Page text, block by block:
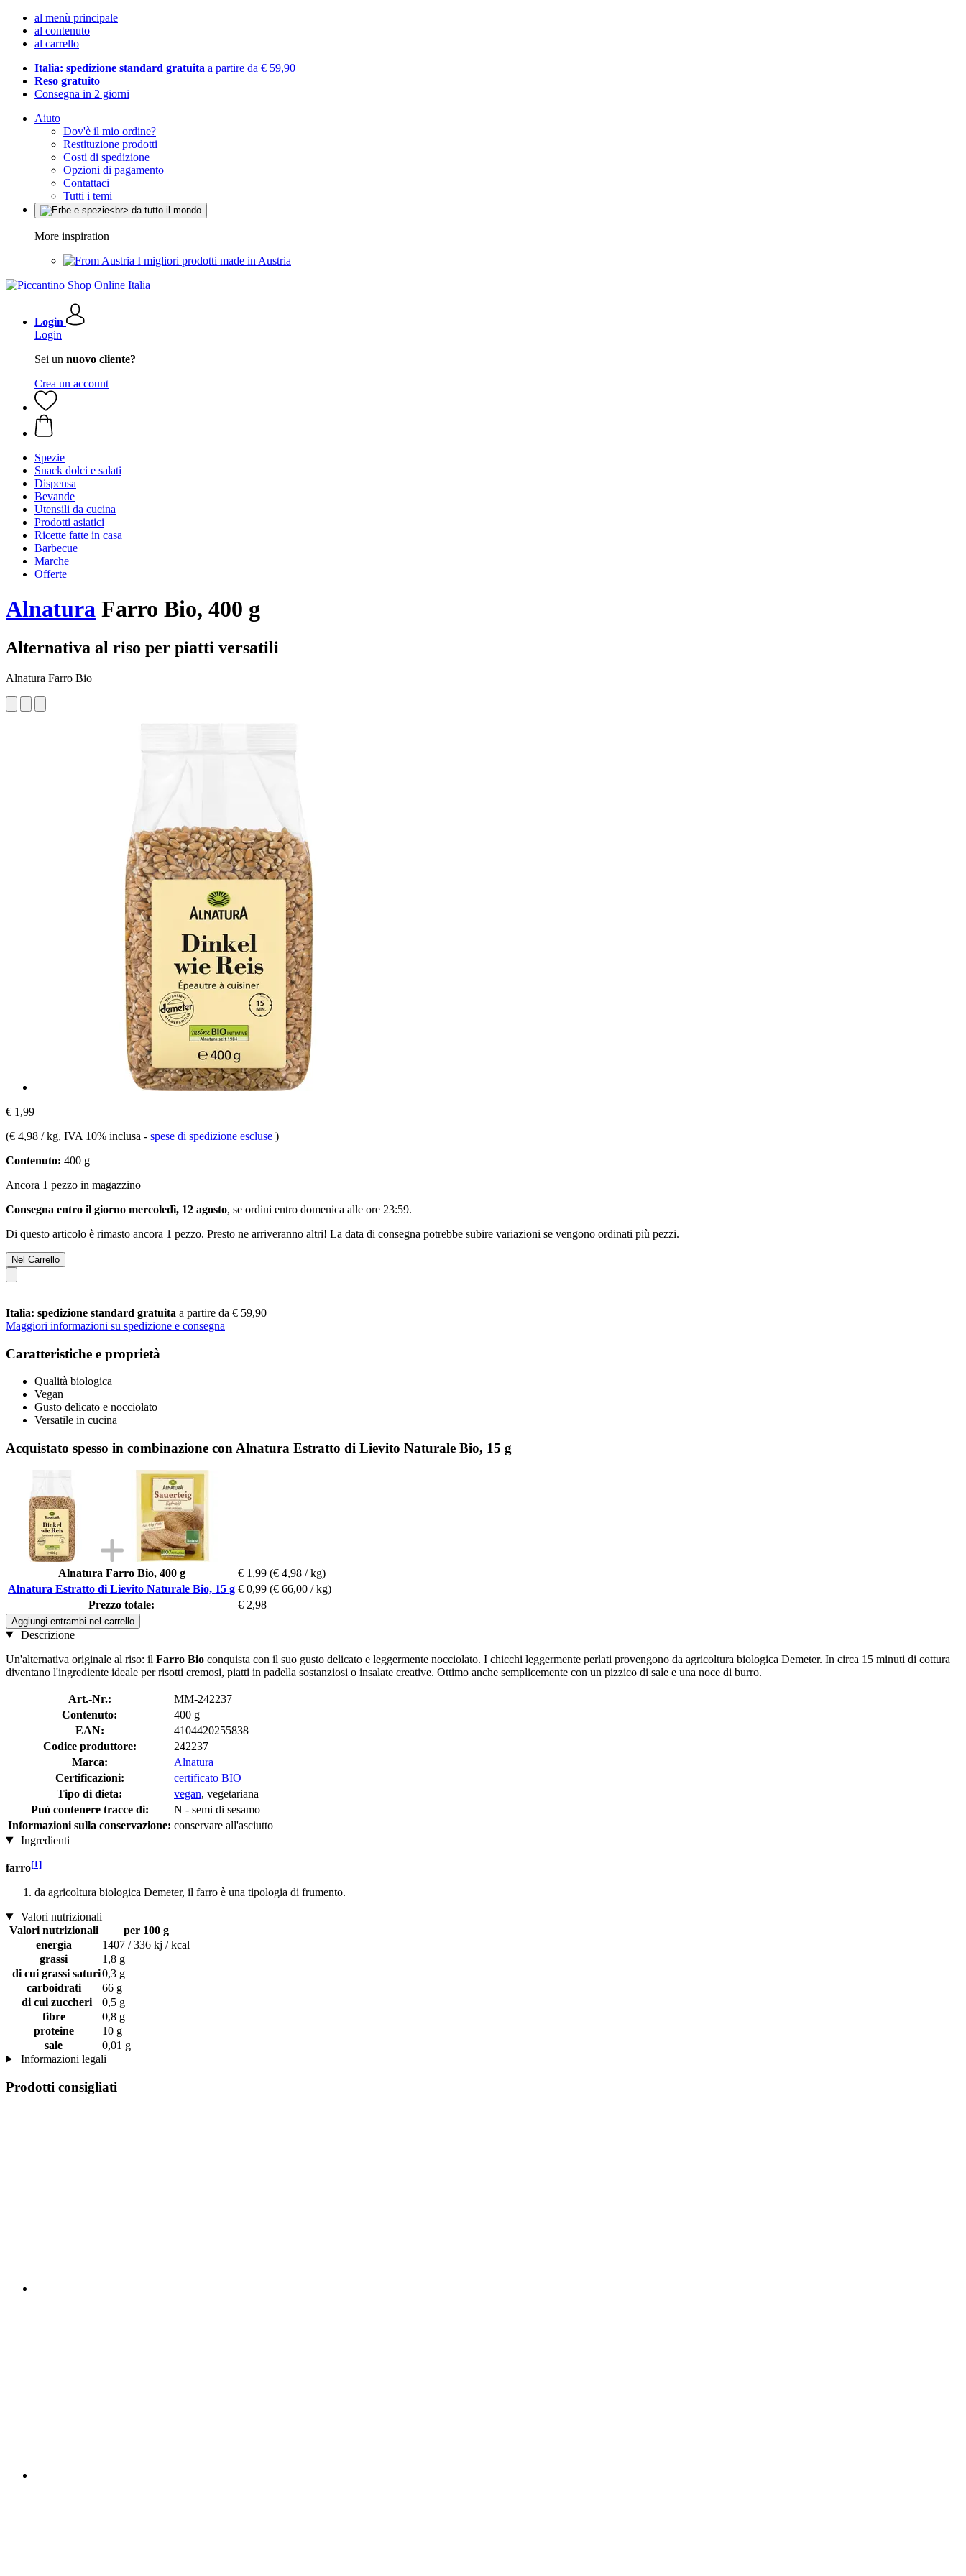
al menù principale
al contenuto
al carrello
Italia: spedizione standard gratuita a partire da € 59,90
Reso gratuito
Consegna in 2 giorni
Aiuto
Dov'è il mio ordine?
Restituzione prodotti
Costi di spedizione
Opzioni di pagamento
Contattaci
Tutti i temi
More inspiration
I migliori prodotti made in Austria
Login
Login
Sei un nuovo cliente?
Crea un account
Spezie
Snack dolci e salati
Dispensa
Bevande
Utensili da cucina
Prodotti asiatici
Ricette fatte in casa
Barbecue
Marche
Offerte
Alnatura Farro Bio, 400 g
Alternativa al riso per piatti versatili
Alnatura Farro Bio
€ 1,99
(€ 4,98 / kg, IVA 10% inclusa - spese di spedizione escluse )
Contenuto: 400 g
Ancora 1 pezzo in magazzino
Consegna entro il giorno mercoledì, 12 agosto, se ordini entro domenica alle ore 23:59.
Di questo articolo è rimasto ancora 1 pezzo. Presto ne arriveranno altri! La data di consegna potrebbe subire variazioni se vengono ordinati più pezzi.
Nel Carrello
Italia: spedizione standard gratuita a partire da € 59,90
Maggiori informazioni su spedizione e consegna
Caratteristiche e proprietà
Qualità biologica
Vegan
Gusto delicato e nocciolato
Versatile in cucina
Acquistato spesso in combinazione con Alnatura Estratto di Lievito Naturale Bio, 15 g
Alnatura Farro Bio, 400 g € 1,99 (€ 4,98 / kg)
Alnatura Estratto di Lievito Naturale Bio, 15 g € 0,99 (€ 66,00 / kg)
Prezzo totale:
€ 2,98
Aggiungi entrambi nel carrello
Descrizione
Un'alternativa originale al riso: il Farro Bio conquista con il suo gusto delicato e leggermente nocciolato. I chicchi leggermente perlati provengono da agricoltura biologica Demeter. In circa 15 minuti di cottura
diventano l'ingrediente ideale per risotti cremosi, piatti in padella sostanziosi o insalate creative. Ottimo anche semplicemente con un pizzico di sale e una noce di burro.
Art.-Nr.:
MM-242237
Contenuto:
400 g
EAN:
4104420255838
Codice produttore:
242237
Marca:
Alnatura
Certificazioni:
certificato BIO
Tipo di dieta:
vegan, vegetariana
Può contenere tracce di:
N - semi di sesamo
Informazioni sulla conservazione: conservare all'asciutto
Ingredienti
farro[1]
da agricoltura biologica Demeter, il farro è una tipologia di frumento.
Valori nutrizionali
Valori nutrizionali
per 100 g
energia
1407 / 336 kj / kcal
grassi
1,8 g
di cui grassi saturi0,3 g
carboidrati
66 g
di cui zuccheri
0,5 g
fibre
0,8 g
proteine
10 g
sale
0,01 g
Informazioni legali
Prodotti consigliati